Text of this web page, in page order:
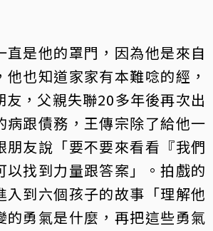
直是他的罩門，因為他是來自
也知道家家有本難唸的經，
友，父親失聯20多年後再次出
病跟債務，王傳宗除了給他一
朋友說「要不要來看看『我們
以找到力量跟答案」。拍戲的
入到六個孩子的故事「理解他
的勇氣是什麼，再把這些勇氣